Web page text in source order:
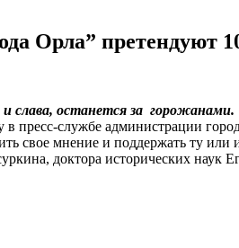
Орла” претендуют
слава, останется за горожанами.
пресс-службе администрации
свое мнение и поддержать ту
доктора исторических